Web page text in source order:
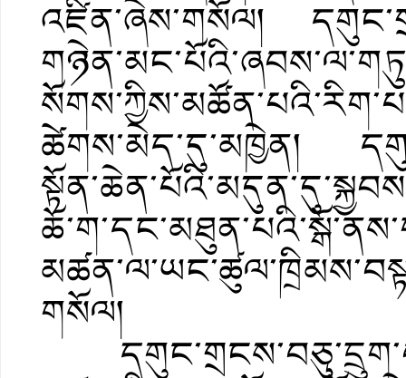
འཛིན་ཞེས་གསོལ།
ཚེགས་མེད་དུ་མཁྱེན།
གསོལ།